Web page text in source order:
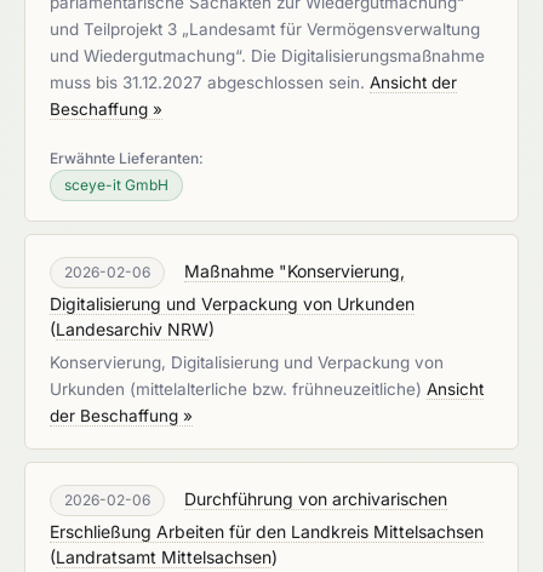
und Teilprojekt 3 „Landesamt für Vermögensverwaltung
und Wiedergutmachung“. Die Digitalisierungsmaßnahme
muss bis 31.12.2027 abgeschlossen sein. Ansicht der
Beschaffung »
Erwähnte Lieferanten:
sceye-it GmbH
2026-02-06
Maßnahme "Konservierung,
Digitalisierung und Verpackung von Urkunden
(Landesarchiv NRW)
Konservierung, Digitalisierung und Verpackung von
Urkunden (mittelalterliche bzw. frühneuzeitliche) Ansicht
der Beschaffung »
2026-02-06
Durchführung von archivarischen
Erschließung Arbeiten für den Landkreis Mittelsachsen
(Landratsamt Mittelsachsen)